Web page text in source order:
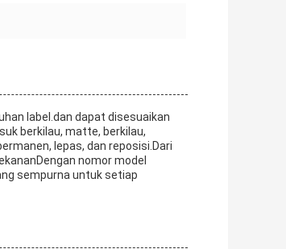
label.dan dapat disesuaikan
berkilau, matte, berkilau,
lepas, dan reposisi.Dari
nomor model
sempurna untuk setiap